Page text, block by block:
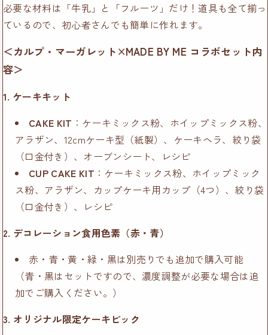
必要な材料は「牛乳」と「フルーツ」だけ！道具も全て揃っ
ているので、初心者さんでも簡単に作れます。
＜カルプ・マーガレット ×MADE BY ME コラボセット内
容＞
1. ケーキキット
CAKE KIT ：ケーキミックス粉、ホイップミックス粉、
アラザン、12cmケーキ型（紙製）、ケーキヘラ、絞り袋
（口金付き）、オーブンシート、レシピ
CUP CAKE KIT ：ケーキミックス粉、ホイップミック
ス粉、アラザン、カップケーキ用カップ（4つ）、絞り袋
（口金付き）、レシピ
2. デコレーション食用色素（赤・青）
赤・青・黄・緑・黒は別売りでも追加で購入可能
（青・黒はセットですので、濃度調整が必要な場合は追
加でご購入ください。）
3. オリジナル限定ケーキピック